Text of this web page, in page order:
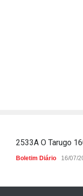
2533A O Tarugo
Boletim Diário 16/07/